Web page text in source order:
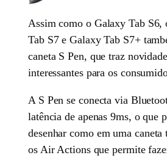
Assim como o Galaxy Tab S6,
Tab S7 e Galaxy Tab S7+
caneta S Pen, que traz
interessantes para os
A S Pen se conecta via
latência de apenas 9ms, o que
desenhar como em uma
os Air Actions que permite